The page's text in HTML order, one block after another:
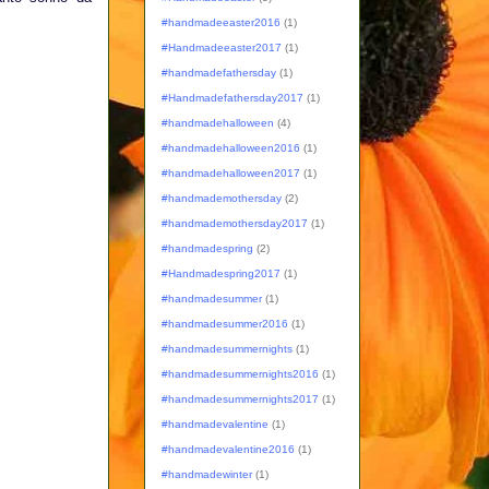
#handmadeeaster2016 (1)
#Handmadeeaster2017 (1)
#handmadefathersday (1)
#Handmadefathersday2017 (1)
#handmadehalloween (4)
#handmadehalloween2016 (1)
#handmadehalloween2017 (1)
#handmademothersday (2)
#handmademothersday2017 (1)
#handmadespring (2)
#Handmadespring2017 (1)
#handmadesummer (1)
#handmadesummer2016 (1)
#handmadesummernights (1)
#handmadesummernights2016 (1)
#handmadesummernights2017 (1)
#handmadevalentine (1)
#handmadevalentine2016 (1)
#handmadewinter (1)